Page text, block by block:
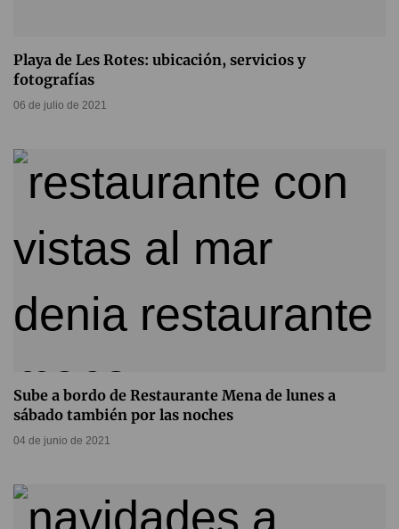
Playa de Les Rotes: ubicación, servicios y
fotografías
06 de julio de 2021
Sube a bordo de Restaurante Mena de lunes a
sábado también por las noches
04 de junio de 2021